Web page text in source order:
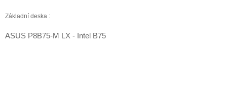
Základní deska :
ASUS P8B75-M LX - Intel B75